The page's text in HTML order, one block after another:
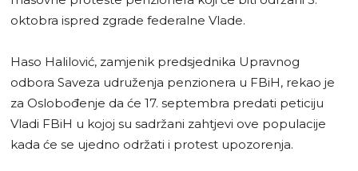
oktobra ispred zgrade federalne Vlade.
Haso Halilović, zamjenik predsjednika Upravnog
odbora Saveza udruženja penzionera u FBiH, rekao je
za Oslobođenje da će 17. septembra predati peticiju
Vladi FBiH u kojoj su sadržani zahtjevi ove populacije
kada će se ujedno održati i protest upozorenja.